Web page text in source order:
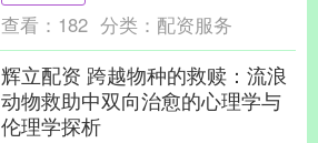
查看： 182 分类： 配资服务
辉立配资 跨越物种的救赎：流浪
动物救助中双向治愈的心理学与
伦理学探析